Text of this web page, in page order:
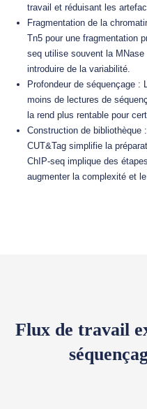
travail et réduisant les
Fragmentation de la
Tn5 pour une fragmentation
seq utilise souvent la
introduire de la variabilité.
Profondeur de séquençage :
moins de lectures de
la rend plus rentable pour
Construction de bibliothèque
CUT&Tag simplifie la
ChIP-seq implique des
augmenter la complexité et
Flux de travail